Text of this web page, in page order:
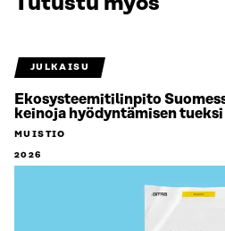
JULKAISU
Ekosysteemitilinpito
keinoja hyödyntämisen tueksi
MUISTIO
2026